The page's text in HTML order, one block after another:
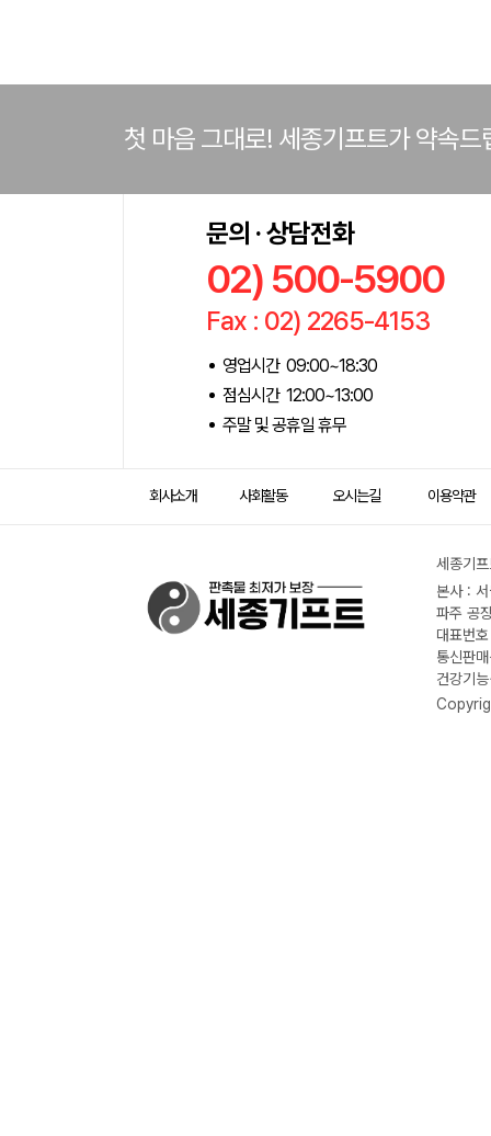
첫 마음 그대로! 세종기프트가 약속드
문의 · 상담전화
02) 500-5900
Fax : 02) 2265-4153
영업시간 09:00~18:30
점심시간 12:00~13:00
주말 및 공휴일 휴무
회사소개 사회활동 오시는길 이용약관
세종기
본사 :
파주 공
대표번
통신판
건강기